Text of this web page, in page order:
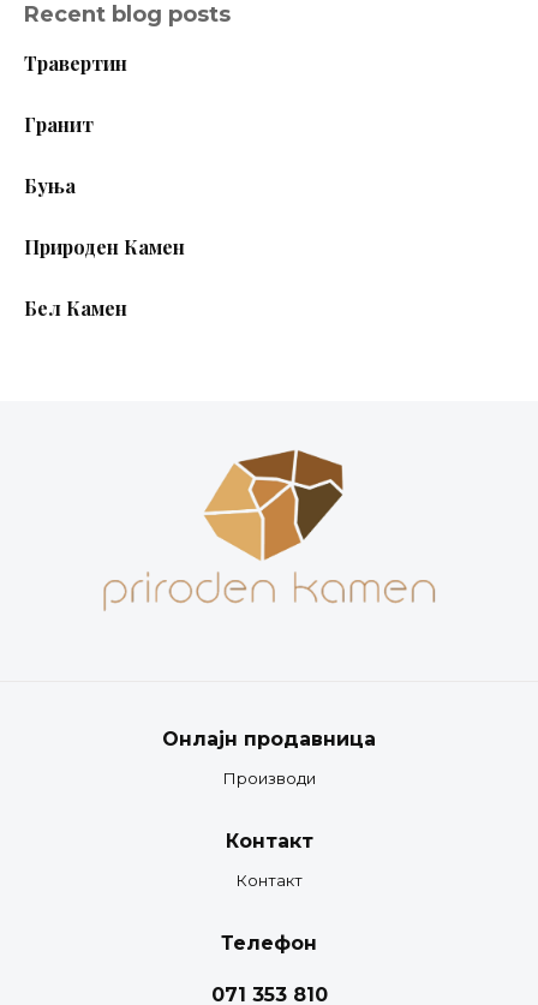
1.800,00 ден.1.550,00 ден.
Recent blog posts
Травертин
Гранит
Буња
Природен Камен
Бел Камен
Онлајн продавница
Производи
Контакт
Контакт
Телефон
071 353 810